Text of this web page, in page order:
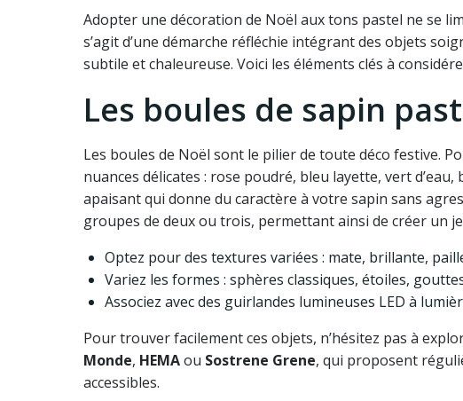
Adopter une décoration de Noël aux tons pastel ne se
s’agit d’une démarche réfléchie intégrant des objets
subtile et chaleureuse. Voici les éléments clés à
Les boules de sapin
Les boules de Noël sont le pilier de toute déco festive.
nuances délicates : rose poudré, bleu layette, vert
apaisant qui donne du caractère à votre sapin sans
groupes de deux ou trois, permettant ainsi de créer un
Optez pour des textures variées : mate, brillante,
Variez les formes : sphères classiques, étoiles,
Associez avec des guirlandes lumineuses LED à
Pour trouver facilement ces objets, n’hésitez pas à
Monde, HEMAou Sostrene Grene, qui proposent
accessibles.